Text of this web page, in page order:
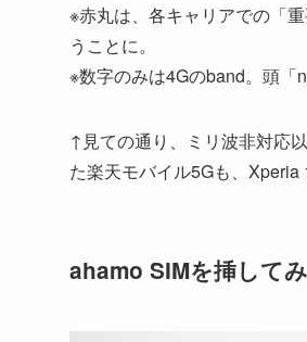
※赤丸は、各キャリアでの「
うことに。
※数字のみは4Gのband。頭「n
↑見ての通り、ミリ波非対応
た楽天モバイル5Gも、
ahamo SIMを挿して